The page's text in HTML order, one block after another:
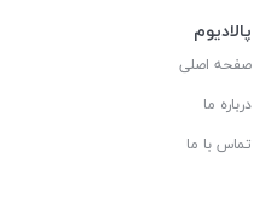
پالادیوم
صفحه اصلی
درباره ما
تماس با ما